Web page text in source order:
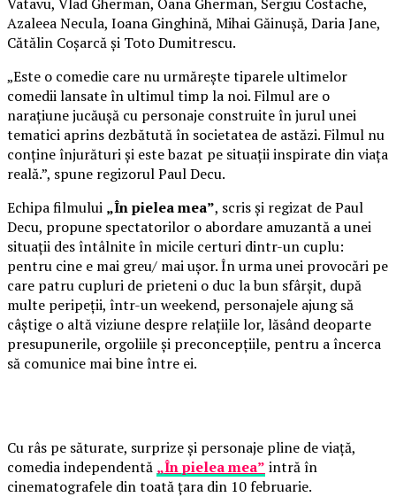
Azaleea Necula, Ioana Ginghină, Mihai Găinușă, Daria Jane,
Cătălin Coșarcă și Toto Dumitrescu.
„Este o comedie care nu urmărește tiparele ultimelor
comedii lansate în ultimul timp la noi. Filmul are o
narațiune jucăușă cu personaje construite în jurul unei
tematici aprins dezbătută în societatea de astăzi. Filmul nu
conține înjurături și este bazat pe situații inspirate din viața
reală.”, spune regizorul Paul Decu.
Echipa filmului „În pielea mea”, scris și regizat de Paul
Decu, propune spectatorilor o abordare amuzantă a unei
situații des întâlnite în micile certuri dintr-un cuplu:
pentru cine e mai greu/ mai ușor. În urma unei provocări pe
care patru cupluri de prieteni o duc la bun sfârșit, după
multe peripeții, într-un weekend, personajele ajung să
câștige o altă viziune despre relațiile lor, lăsând deoparte
presupunerile, orgoliile și preconcepțiile, pentru a încerca
să comunice mai bine între ei.
Cu râs pe săturate, surprize și personaje pline de viață,
comedia independentă „În pielea mea” intră în
cinematografele din toată țara din 10 februarie.